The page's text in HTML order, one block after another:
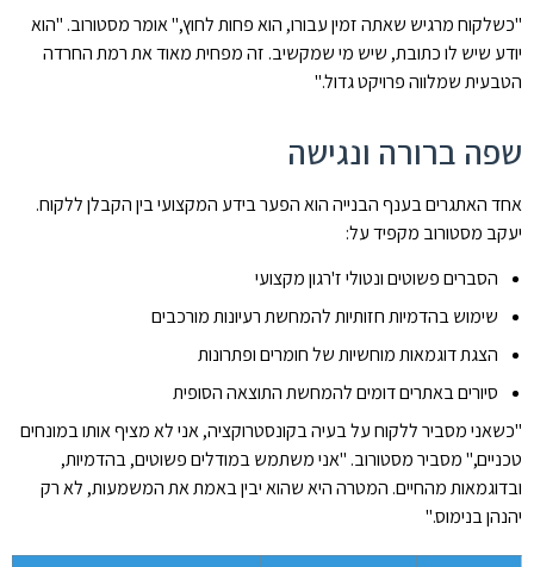
"כשלקוח מרגיש שאתה זמין עבורו, הוא פחות לחוץ," אומר מסטורוב. "הוא
יודע שיש לו כתובת, שיש מי שמקשיב. זה מפחית מאוד את רמת החרדה
הטבעית שמלווה פרויקט גדול."
שפה ברורה ונגישה
אחד האתגרים בענף הבנייה הוא הפער בידע המקצועי בין הקבלן ללקוח.
יעקב מסטורוב מקפיד על:
הסברים פשוטים ונטולי ז'רגון מקצועי
שימוש בהדמיות חזותיות להמחשת רעיונות מורכבים
הצגת דוגמאות מוחשיות של חומרים ופתרונות
סיורים באתרים דומים להמחשת התוצאה הסופית
"כשאני מסביר ללקוח על בעיה בקונסטרוקציה, אני לא מציף אותו במונחים
טכניים," מסביר מסטורוב. "אני משתמש במודלים פשוטים, בהדמיות,
ובדוגמאות מהחיים. המטרה היא שהוא יבין באמת את המשמעות, לא רק
יהנהן בנימוס."